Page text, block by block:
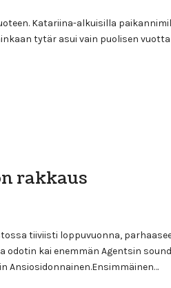
Katariina-alkuisilla
tytär asui vain puolisen
rakkaus
tiiviisti loppuvuonna,
kai enemmän Agentsin
Ansiosidonnainen.Ensimmäinen…